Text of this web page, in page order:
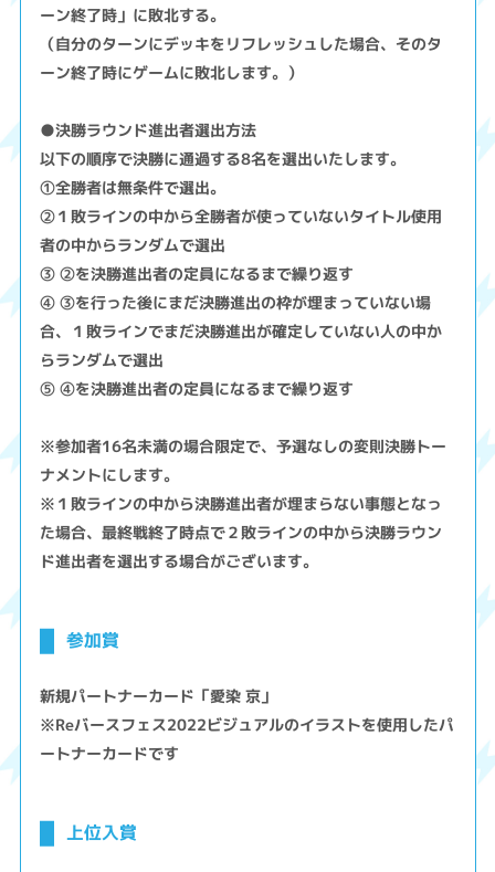
ーン終了時」に敗北する。
（自分のターンにデッキをリフレッシュした場合、そのタ
ーン終了時にゲームに敗北します。）
●決勝ラウンド進出者選出方法
以下の順序で決勝に通過する8名を選出いたします。
①全勝者は無条件で選出。
②１敗ラインの中から全勝者が使っていないタイトル使用
者の中からランダムで選出
③ ②を決勝進出者の定員になるまで繰り返す
④ ③を行った後にまだ決勝進出の枠が埋まっていない場
合、１敗ラインでまだ決勝進出が確定していない人の中か
らランダムで選出
⑤ ④を決勝進出者の定員になるまで繰り返す
※参加者16名未満の場合限定で、予選なしの変則決勝トー
ナメントにします。
※１敗ラインの中から決勝進出者が埋まらない事態となっ
た場合、最終戦終了時点で２敗ラインの中から決勝ラウン
ド進出者を選出する場合がございます。
参加賞
新規パートナーカード「愛染 京」
※Reバースフェス2022ビジュアルのイラストを使用したパ
ートナーカードです
上位入賞